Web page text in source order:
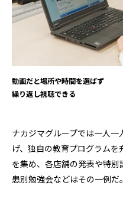
動画だと場所や時間を選ばず
繰り返し視聴できる
ナカジマグループでは一人
げ、独自の教育プログラム
を集め、各店舗の発表や特
患別勉強会などはその一例だ。